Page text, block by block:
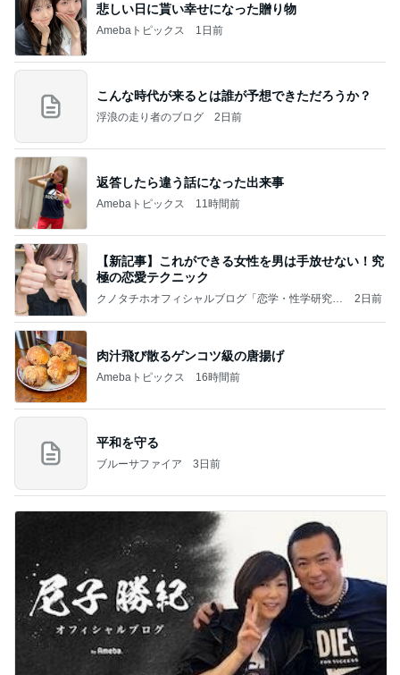
悲しい日に貰い幸せになった贈り物
Amebaトピックス 1日前
こんな時代が来るとは誰が予想できただろうか？
浮浪の走り者のブログ 2日前
返答したら違う話になった出来事
Amebaトピックス 11時間前
【新記事】これができる女性を男は手放せない！究
極の恋愛テクニック
クノタチホオフィシャルブログ「恋学・性学研究
2日前
肉汁飛び散るゲンコツ級の唐揚げ
Amebaトピックス 16時間前
平和を守る
ブルーサファイア 3日前